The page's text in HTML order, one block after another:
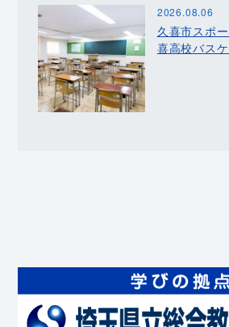
2026.08.06
久喜市スポ
喜高校バス